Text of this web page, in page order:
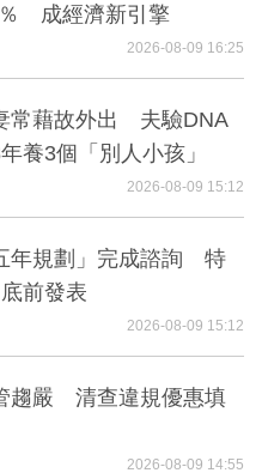
成經濟新引擎
2026-08-09 16:25
常藉故外出 夫驗DNA
養3個「別人小孩」
2026-08-09 15:12
年規劃」完成諮詢 特
前發表
2026-08-09 15:12
趨嚴 清查違規優惠填
2026-08-09 14:55